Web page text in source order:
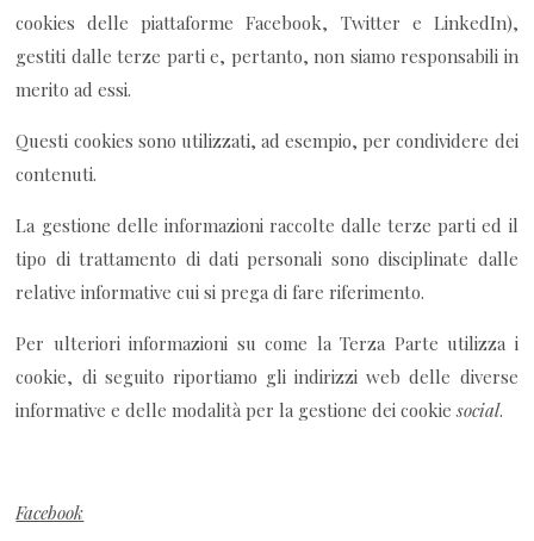
cookies delle piattaforme Facebook, Twitter e LinkedIn),
gestiti dalle terze parti e, pertanto, non siamo responsabili in
merito ad essi.
Questi cookies sono utilizzati, ad esempio, per condividere dei
contenuti.
La gestione delle informazioni raccolte dalle terze parti ed il
tipo di trattamento di dati personali sono disciplinate dalle
relative informative cui si prega di fare riferimento.
Per ulteriori informazioni su come la Terza Parte utilizza i
cookie, di seguito riportiamo gli indirizzi web delle diverse
informative e delle modalità per la gestione dei cookiesocial.
Facebook